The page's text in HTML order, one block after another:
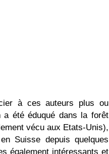
à ces auteurs plus ou
a été éduqué dans la forêt
vécu aux Etats-Unis),
Suisse depuis quelques
également intéressants et